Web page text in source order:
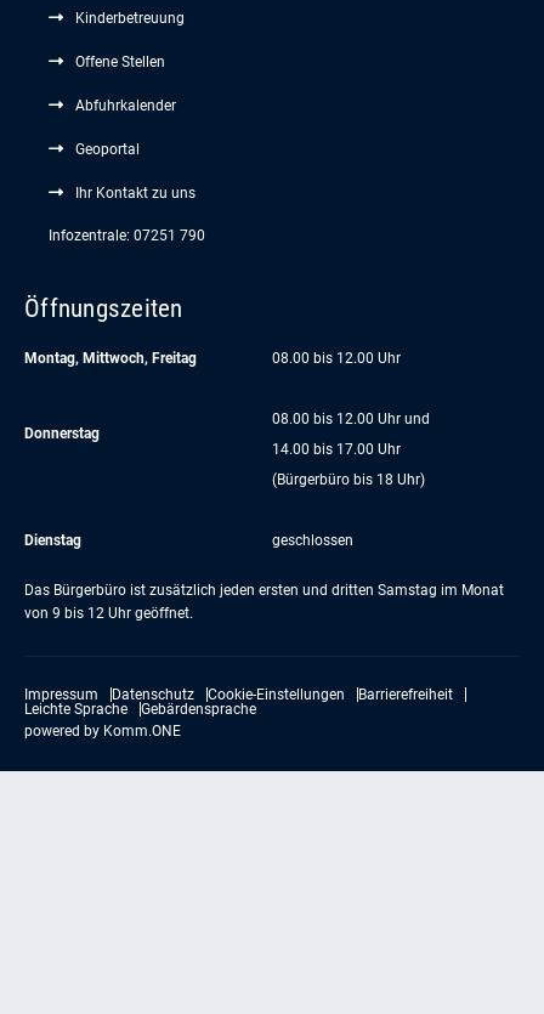
Kinderbetreuung
Offene Stellen
Abfuhrkalender
Geoportal
Ihr Kontakt zu uns
Infozentrale: 07251 790
Öffnungszeiten
Montag, Mittwoch, Freitag 08.00 bis 12.00 Uhr
Donnerstag
08.00 bis 12.00 Uhr und
14.00 bis 17.00 Uhr
(Bürgerbüro bis 18 Uhr)
Dienstag geschlossen
Das Bürgerbüro ist zusätzlich jeden ersten und dritten Samstag im Monat
von 9 bis 12 Uhr geöffnet.
Impressum Datenschutz Cookie-Einstellungen
Barrierefreiheit
Leichte Sprache
Gebärdensprache
powered by Komm.ONE